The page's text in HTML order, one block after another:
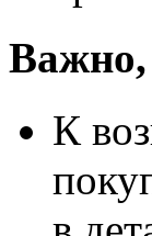
Важно,
К